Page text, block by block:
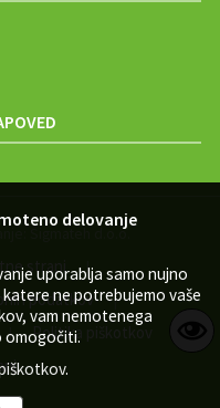
Sigmateh d.o.o.
|
podatkov |
| Politika piškotkov
delovanje
uporablja samo nujno
ne potrebujemo vaše
vam nemotenega
omogočiti.
.